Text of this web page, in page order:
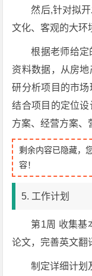
然后,针对拟
文化、客观的大环
根据老师给
资料数据，从房
研分析项目的市场
结合项目的定位
方案、经营方案、
剩余内容已隐藏，
容！
5. 工作计划
第1周 收集基
论文，完善英文翻
制定详细计划